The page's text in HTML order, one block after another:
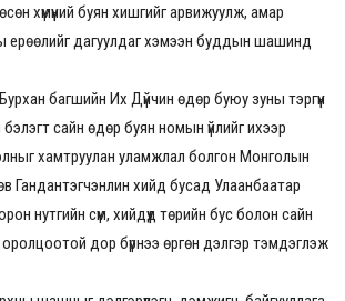
хүмүүний буян хишгийг арвижуулж, амар
ерөөлийг дагуулдаг хэмээн буддын шашинд
багшийн Их Дүйчин өдөр буюу зуны тэргүүн
сайн өдөр буян номын үйлийг ихээр
олныг хамтруулан уламжлал болгон Монголын
Гандантэгчэнлин хийд бусад Улаанбаатар
нутгийн сүм, хийдүүд төрийн бус болон сайн
дор бүрнээ өргөн дэлгэр тэмдэглэж